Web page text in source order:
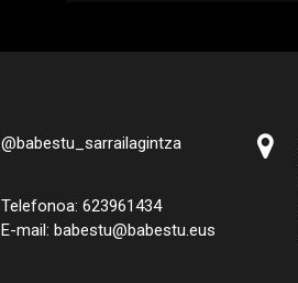
Telefonoa: 623961434
E-mail: babestu@babestu.eus

@babestu_sarrailagintza